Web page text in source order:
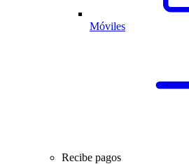
Móviles
Recibe pagos